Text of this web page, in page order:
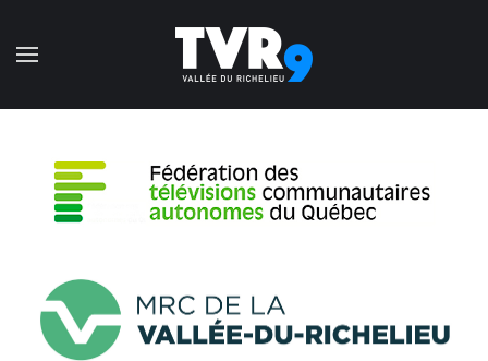
Accéder au contenu principal